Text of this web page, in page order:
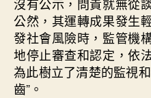
公然，其運轉成果發生
發社會風險時，監管機
地停止審查和認定，依
為此樹立了清楚的監視
齒”。